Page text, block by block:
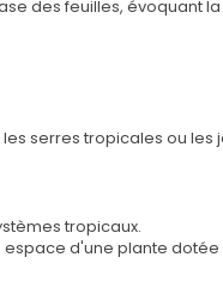
des feuilles, évoquant
serres tropicales ou les
tropicaux.
d'une plante